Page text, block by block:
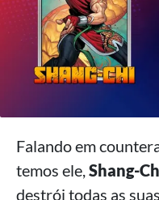
Falando em
temos ele,Shang-
destrói todas as